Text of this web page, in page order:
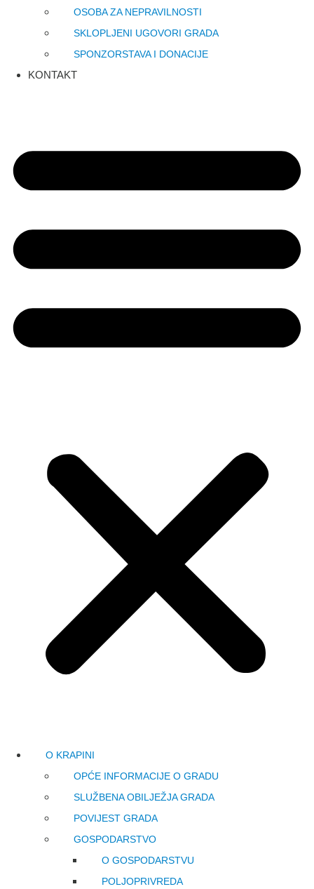
OSOBA ZA NEPRAVILNOSTI
SKLOPLJENI UGOVORI GRADA
SPONZORSTAVA I DONACIJE
KONTAKT
O KRAPINI
OPĆE INFORMACIJE O GRADU
SLUŽBENA OBILJEŽJA GRADA
POVIJEST GRADA
GOSPODARSTVO
O GOSPODARSTVU
POLJOPRIVREDA